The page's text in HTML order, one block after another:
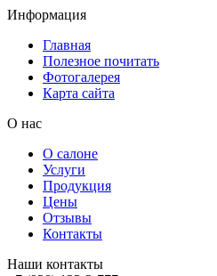
Информация
Главная
Полезное почитать
Фотогалерея
Карта сайта
О нас
О салоне
Услуги
Продукция
Цены
Отзывы
Контакты
Наши контакты